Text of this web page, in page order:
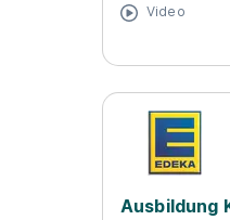
Video
Ausbildung